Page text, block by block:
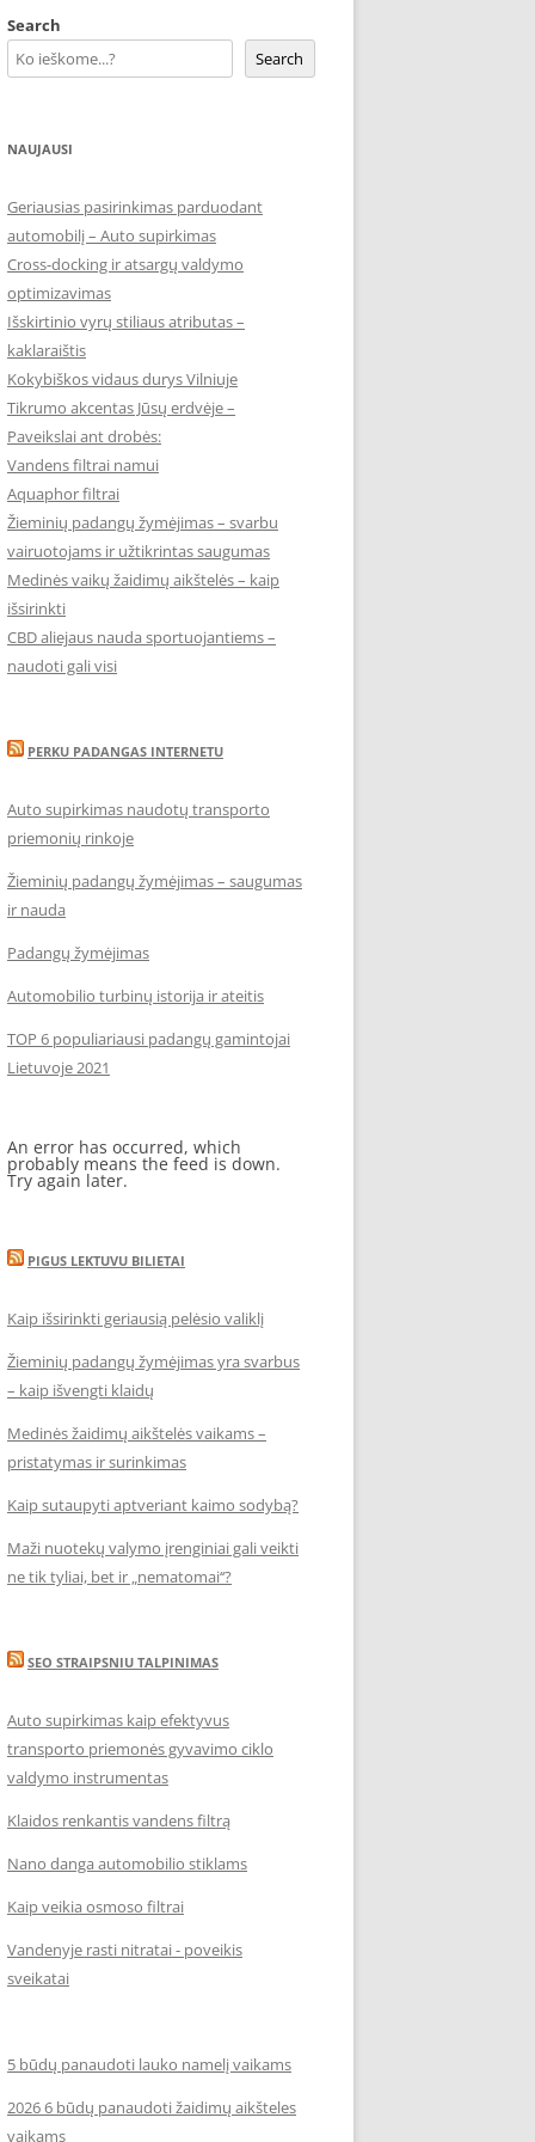
Search
Search
NAUJAUSI
Geriausias pasirinkimas parduodant
automobilį – Auto supirkimas
Cross-docking ir atsargų valdymo
optimizavimas
Išskirtinio vyrų stiliaus atributas –
kaklaraištis
Kokybiškos vidaus durys Vilniuje
Tikrumo akcentas Jūsų erdvėje –
Paveikslai ant drobės:
Vandens filtrai namui
Aquaphor filtrai
Žieminių padangų žymėjimas – svarbu
vairuotojams ir užtikrintas saugumas
Medinės vaikų žaidimų aikštelės – kaip
išsirinkti
CBD aliejaus nauda sportuojantiems –
naudoti gali visi
PERKU PADANGAS INTERNETU
Auto supirkimas naudotų transporto
priemonių rinkoje
Žieminių padangų žymėjimas – saugumas
ir nauda
Padangų žymėjimas
Automobilio turbinų istorija ir ateitis
TOP 6 populiariausi padangų gamintojai
Lietuvoje 2021
An error has occurred, which
probably means the feed is down.
Try again later.
PIGUS LEKTUVU BILIETAI
Kaip išsirinkti geriausią pelėsio valiklį
Žieminių padangų žymėjimas yra svarbus
– kaip išvengti klaidų
Medinės žaidimų aikštelės vaikams –
pristatymas ir surinkimas
Kaip sutaupyti aptveriant kaimo sodybą?
Maži nuotekų valymo įrenginiai gali veikti
ne tik tyliai, bet ir „nematomai‘‘?
SEO STRAIPSNIU TALPINIMAS
Auto supirkimas kaip efektyvus
transporto priemonės gyvavimo ciklo
valdymo instrumentas
Klaidos renkantis vandens filtrą
Nano danga automobilio stiklams
Kaip veikia osmoso filtrai
Vandenyje rasti nitratai - poveikis
sveikatai
5 būdų panaudoti lauko namelį vaikams
2026 6 būdų panaudoti žaidimų aikšteles
vaikams